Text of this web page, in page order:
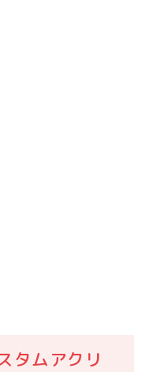
タムアクリ